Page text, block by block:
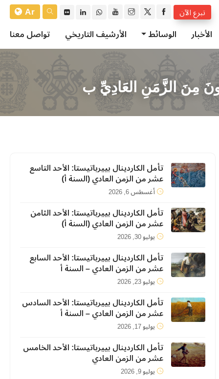
تبرع الآن
Ar
الأخبار الوسائط الأرشيف التاريخي تواصل معنا
مِنَ الزَّمَنِ العَادِيِّ ب
تأمل الكاردينال بييرباتيستا: الأحد التاسع
عشر من الزمن العادي (السنة أ)
أغسطس 6, 2026
تأمل الكاردينال بييرباتيستا: الأحد الثامن
عشر من الزمن العادي (السنة أ)
يوليو 30, 2026
تأمل الكاردينال بييرباتيستا: الأحد السابع
عشر من الزمن العادي – السنة أ
يوليو 23, 2026
تأمل الكاردينال بييرباتيستا: الأحد السادس
عشر من الزمن العادي – السنة أ
يوليو 17, 2026
تأمل الكاردينال بييرباتيستا: الأحد الخامس
عشر من الزمن العادي
يوليو 9, 2026